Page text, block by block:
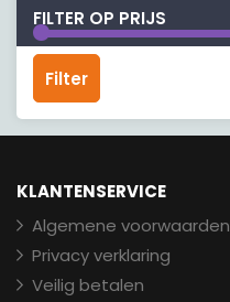
FILTER OP PRIJS
Min.
prijs
Max.
prijs
Filter
KLANTENSERVICE
Algemene voorwaarden
Privacy verklaring
Veilig betalen